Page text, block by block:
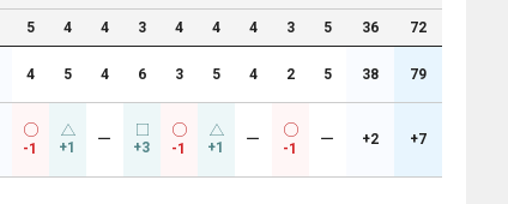
5 4 4 3 4 4 4 3 5 36 72
4 5 4 6 3 5 4 2 5 38 79
-1 +1 ー +3 -1 +1 ー
-1
ー +2 +7